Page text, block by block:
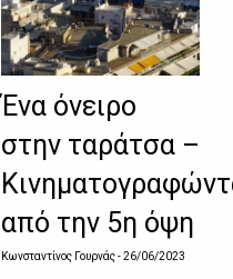
Ένα όνειρο
στην ταράτσα –
από την 5η όψη
Κωνσταντίνος Γουρνάς- 26/06/2023